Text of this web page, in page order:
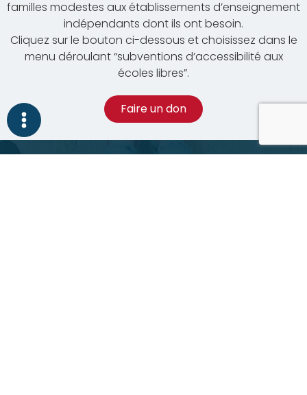
familles modestes aux établissements d’enseignement
indépendants dont ils ont besoin.
Cliquez sur le bouton ci-dessous et choisissez dans le
menu déroulant “subventions d’accessibilité aux
écoles libres”.
Faire un don